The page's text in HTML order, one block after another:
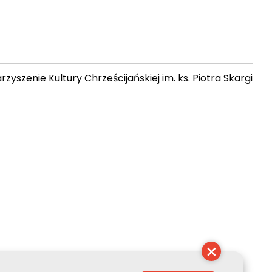
Kultury Chrześcijańskiej im. ks. Piotra Skargi
×